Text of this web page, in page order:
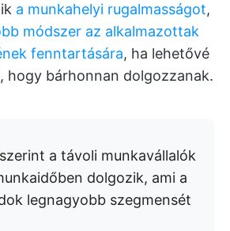
a munkahelyi rugalmasságot,
módszer az alkalmazottak
fenntartására, ha lehetővé
hogy bárhonnan dolgozzanak.
szerint a távoli munkavállalók
dolgozik, ami a
legnagyobb szegmensét